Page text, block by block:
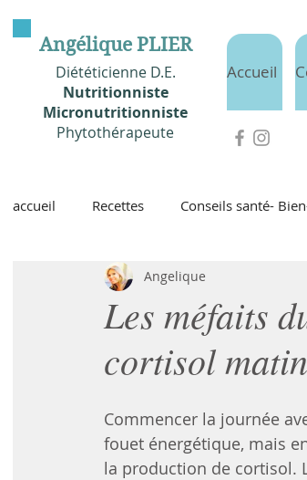
Angélique PLIER
Diététicienne D.E.
Nutritionniste
Micronutritionniste
Phytothérapeute
Accueil
accueil Recettes Conseils santé-
Les méfaits
cortisol
Angelique
Commencer la journée
fouet énergétique, mais
la production de cortisol.